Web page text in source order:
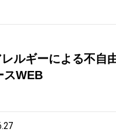
ルギーによる不自
スWEB